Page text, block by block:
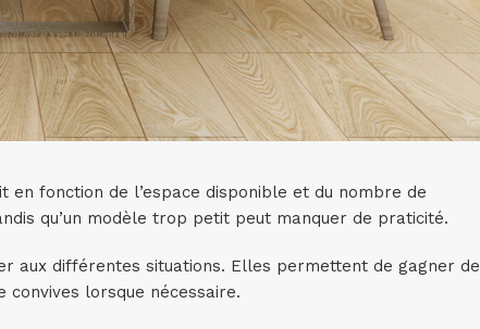
fonction de l’espace disponible et du nombre de
qu’un modèle trop petit peut manquer de praticité.
aux différentes situations. Elles permettent de gagner de
lorsque nécessaire.